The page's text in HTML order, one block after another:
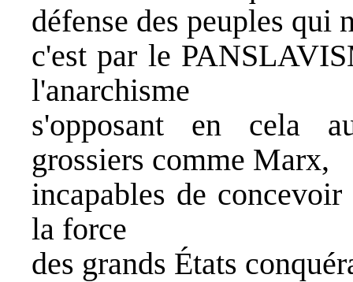
défense des peuples qui
c'est par le
l'anarchisme
s'opposant en cela
grossiers comme Marx,
incapables de
la force
des grands États